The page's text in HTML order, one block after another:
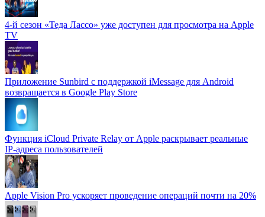
4-й сезон «Теда Лассо» уже доступен для просмотра на Apple
TV
Приложение Sunbird с поддержкой iMessage для Android
возвращается в Google Play Store
Функция iCloud Private Relay от Apple раскрывает реальные
IP-адреса пользователей
Apple Vision Pro ускоряет проведение операций почти на 20%